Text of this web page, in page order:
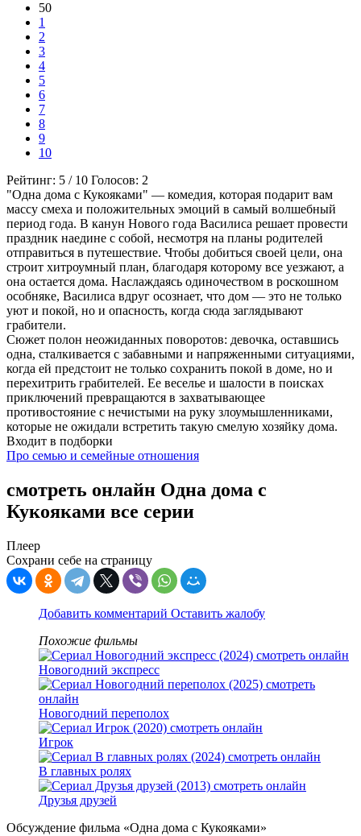
50
1
2
3
4
5
6
7
8
9
10
Рейтинг: 5 / 10 Голосов: 2
"Одна дома с Кукояками" — комедия, которая подарит вам
массу смеха и положительных эмоций в самый волшебный
период года. В канун Нового года Василиса решает провести
праздник наедине с собой, несмотря на планы родителей
отправиться в путешествие. Чтобы добиться своей цели, она
строит хитроумный план, благодаря которому все уезжают, а
она остается дома. Наслаждаясь одиночеством в роскошном
особняке, Василиса вдруг осознает, что дом — это не только
уют и покой, но и опасность, когда сюда заглядывают
грабители.
Сюжет полон неожиданных поворотов: девочка, оставшись
одна, сталкивается с забавными и напряженными ситуациями,
когда ей предстоит не только сохранить покой в доме, но и
перехитрить грабителей. Ее веселье и шалости в поисках
приключений превращаются в захватывающее
противостояние с нечистыми на руку злоумышленниками,
которые не ожидали встретить такую смелую хозяйку дома.
Входит в подборки
Про семью и семейные отношения
смотреть онлайн Одна дома с
Кукояками все серии
Плеер
Сохрани себе на страницу
Добавить комментарий Оставить жалобу
Похожие фильмы
Новогодний экспресс
Новогодний переполох
Игрок
В главных ролях
Друзья друзей
Обсуждение фильма «Одна дома с Кукояками»